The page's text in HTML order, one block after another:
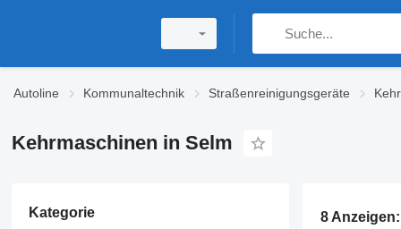
Autoline Kommunaltechnik Straßenreinigungsgeräte
Kehrmaschinen in Selm
Kategorie 8 Anzeigen: